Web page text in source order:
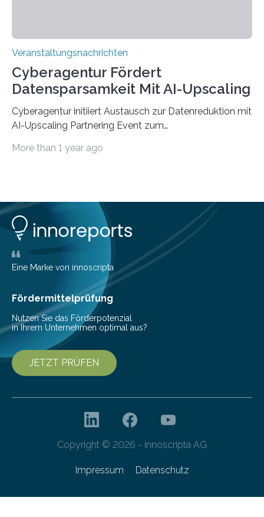
Veranstaltungsnachrichten
Cyberagentur Fördert
Datensparsamkeit Mit AI-Upscaling
Cyberagentur initiiert Austausch zur Datenreduktion mit
AI-Upscaling Partnering Event zum
innovative DatenverarbeitungDie Agentur für
Entwicklung von Technologien zur gezielten
Datenreduktion und Rekonstruktion in schwierigen
Kommunikationsumgebungen. Das Event dient der
Vernetzung potenzieller Forschungspartner und der
Vorbereitung der Programmausschreibung. Die
Cyberagentur organisiert am 25. März 2025, von 14:00
bis 16:00 Uhr, ein virtuelles Partnering Event zum
Forschungsprogramm „Datenrekonstruktion…
More than 1 year ago
Eine Marke von innoscripta
Fördermittelprüfung
Nutzen Sie das Förderpotenzial
in Ihrem Unternehmen optimal aus?
JETZT PRÜFEN
Copyright © 2026 - innoscripta AG
Impressum Datenschutz